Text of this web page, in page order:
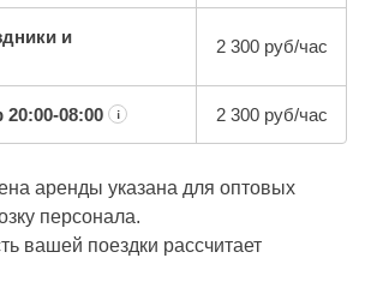
и
2 300 руб/час
20:00-08:00 ¡ 2 300 руб/час
аренды указана для оптовых
персонала.
вашей поездки рассчитает